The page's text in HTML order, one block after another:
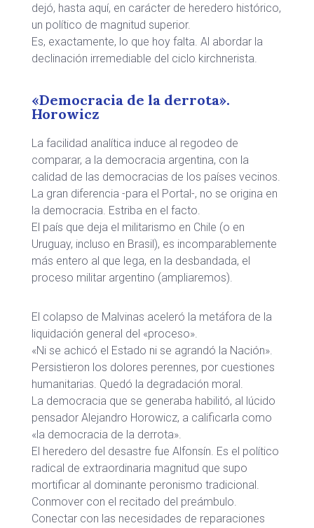
dejó, hasta aquí, en carácter de heredero histórico,
un político de magnitud superior.
Es, exactamente, lo que hoy falta. Al abordar la
declinación irremediable del ciclo kirchnerista.
«Democracia de la derrota».
Horowicz
La facilidad analítica induce al regodeo de
comparar, a la democracia argentina, con la
calidad de las democracias de los países vecinos.
La gran diferencia -para el Portal-, no se origina en
la democracia. Estriba en el facto.
El país que deja el militarismo en Chile (o en
Uruguay, incluso en Brasil), es incomparablemente
más entero al que lega, en la desbandada, el
proceso militar argentino (ampliaremos).
El colapso de Malvinas aceleró la metáfora de la
liquidación general del «proceso».
«Ni se achicó el Estado ni se agrandó la Nación».
Persistieron los dolores perennes, por cuestiones
humanitarias. Quedó la degradación moral.
La democracia que se generaba habilitó, al lúcido
pensador Alejandro Horowicz, a calificarla como
«la democracia de la derrota».
El heredero del desastre fue Alfonsín. Es el político
radical de extraordinaria magnitud que supo
mortificar al dominante peronismo tradicional.
Conmover con el recitado del preámbulo.
Conectar con las necesidades de reparaciones